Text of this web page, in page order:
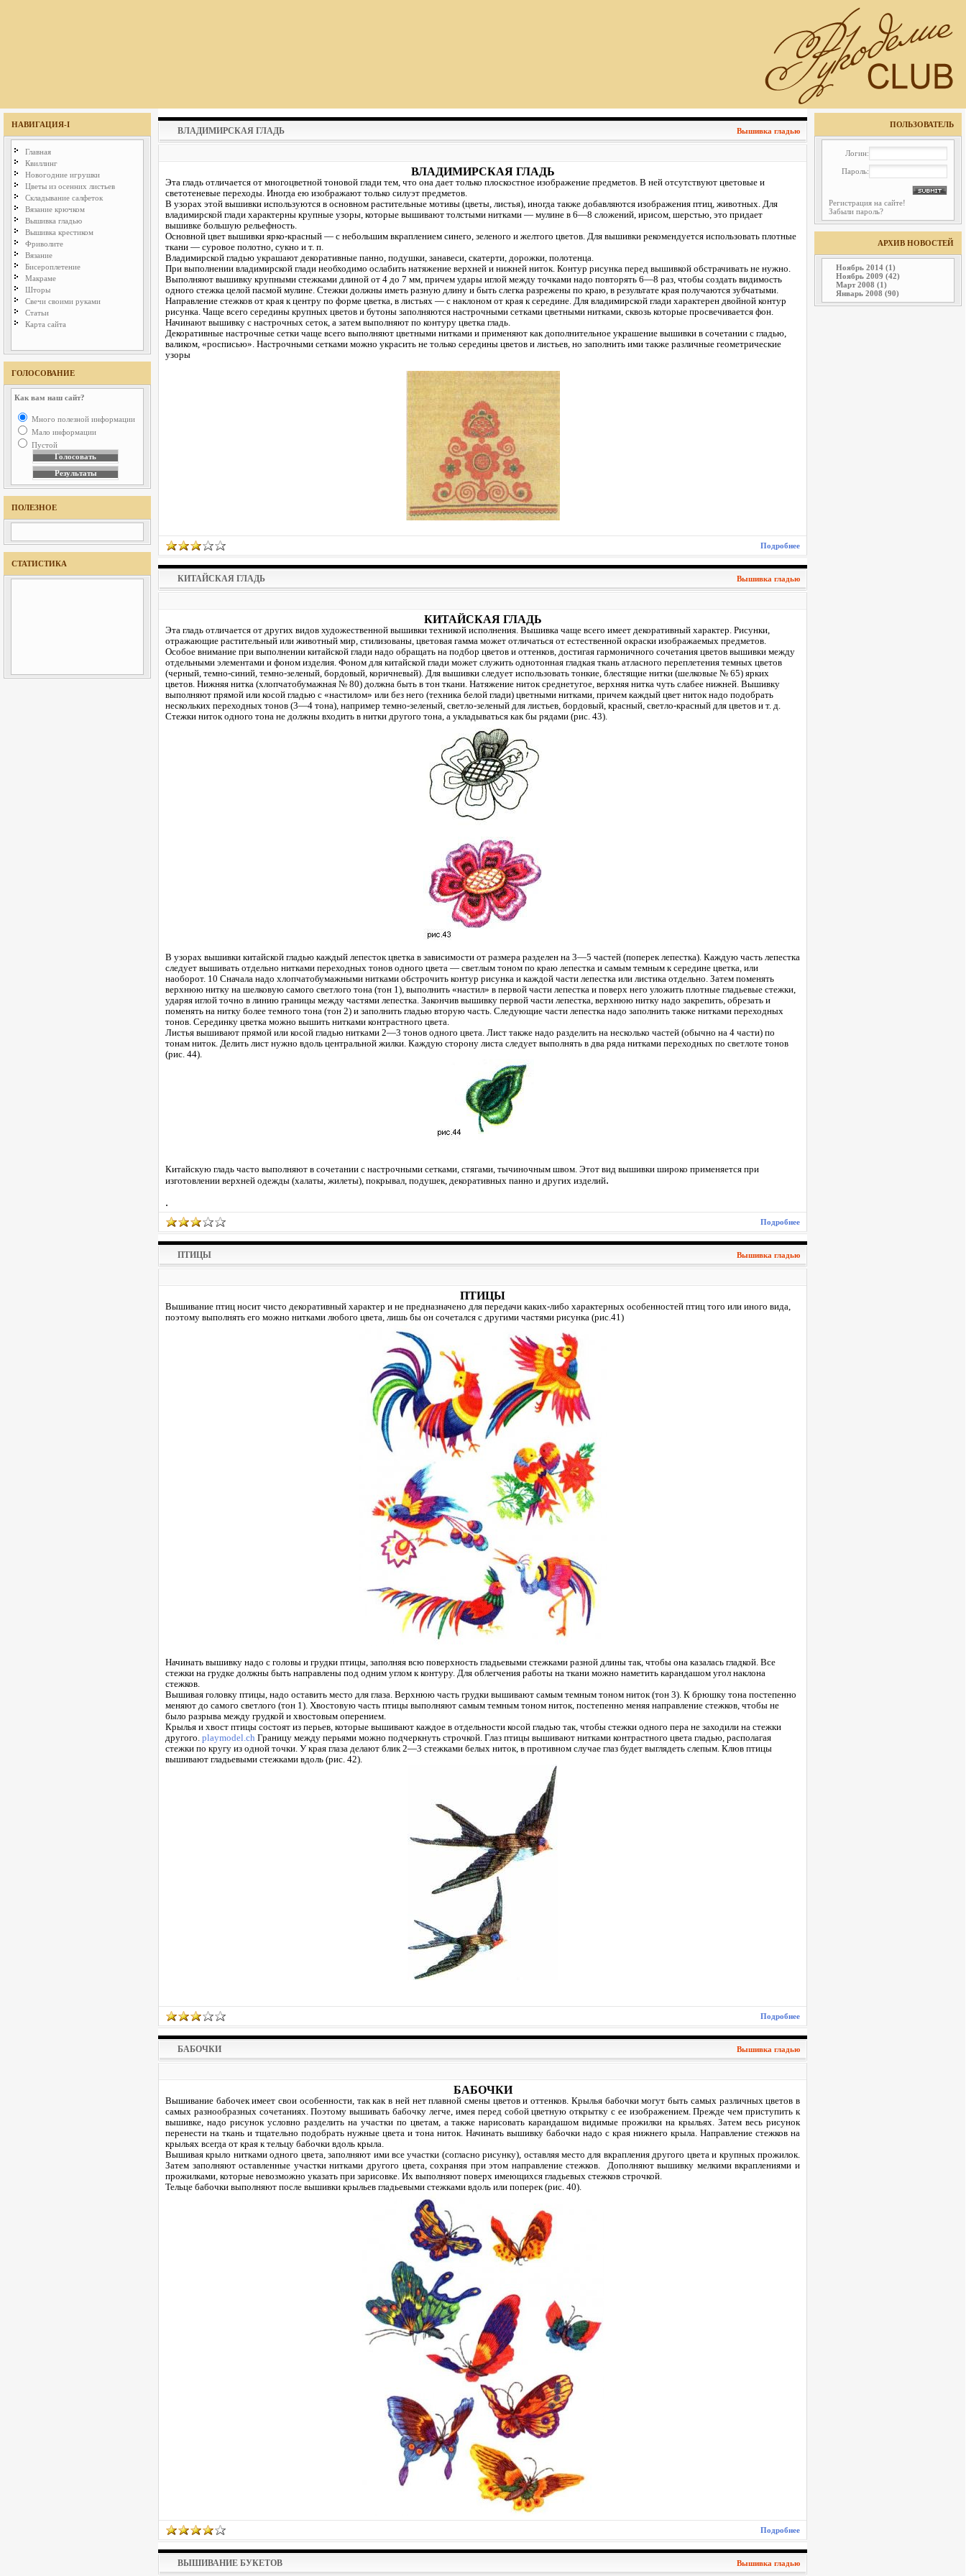
НАВИГАЦИЯ-I
Главная
Квиллинг
Новогодние игрушки
Цветы из осенних листьев
Складывание салфеток
Вязание крючком
Вышивка гладью
Вышивка крестиком
Фриволите
Вязание
Бисероплетение
Макраме
Шторы
Свечи своими руками
Статьи
Карта сайта
ГОЛОСОВАНИЕ
Как вам наш сайт?
Много полезной информации
Мало информации
Пустой
ПОЛЕЗНОЕ
СТАТИСТИКА
ВЛАДИМИРСКАЯ ГЛАДЬ Вышивка гладью
ВЛАДИМИРСКАЯ ГЛАДЬ
Эта гладь отличается от многоцветной тоновой глади тем, что она дает только плоскостное изображение предметов. В ней отсутствуют цветовые и
светотеневые переходы. Иногда ею изображают только силуэт предметов.
В узорах этой вышивки используются в основном растительные мотивы (цветы, листья), иногда также добавляются изображения птиц, животных. Для
владимирской глади характерны крупные узоры, которые вышивают толстыми нитками — мулине в 6—8 сложений, ирисом, шерстью, это придает
вышивке большую рельефность.
Основной цвет вышивки ярко-красный — с небольшим вкраплением синего, зеленого и желтого цветов. Для вышивки рекомендуется использовать плотные
ткани — суровое полотно, сукно и т. п.
Владимирской гладью украшают декоративные панно, подушки, занавеси, скатерти, дорожки, полотенца.
При выполнении владимирской глади необходимо ослабить натяжение верхней и нижней ниток. Контур рисунка перед вышивкой обстрачивать не нужно.
Выполняют вышивку крупными стежками длиной от 4 до 7 мм, причем удары иглой между точками надо повторять 6—8 раз, чтобы создать видимость
одного стежка целой пасмой мулине. Стежки должны иметь разную длину и быть слегка разрежены по краю, в результате края получаются зубчатыми.
Направление стежков от края к центру по форме цветка, в листьях — с наклоном от края к середине. Для владимирской глади характерен двойной контур
рисунка. Чаще всего середины крупных цветов и бутоны заполняются настрочными сетками цветными нитками, сквозь которые просвечивается фон.
Начинают вышивку с настрочных сеток, а затем выполняют по контуру цветка гладь.
Декоративные настрочные сетки чаще всего выполняют цветными нитками и применяют как дополнительное украшение вышивки в сочетании с гладью,
валиком, «росписью». Настрочными сетками можно украсить не только середины цветов и листьев, но заполнить ими также различные геометрические
узоры
Подробнее
КИТАЙСКАЯ ГЛАДЬ Вышивка гладью
КИТАЙСКАЯ ГЛАДЬ
Эта гладь отличается от других видов художественной вышивки техникой исполнения. Вышивка чаще всего имеет декоративный характер. Рисунки,
отражающие растительный или животный мир, стилизованы, цветовая гамма может отличаться от естественной окраски изображаемых предметов.
Особое внимание при выполнении китайской глади надо обращать на подбор цветов и оттенков, достигая гармоничного сочетания цветов вышивки между
отдельными элементами и фоном изделия. Фоном для китайской глади может служить однотонная гладкая ткань атласного переплетения темных цветов
(черный, темно-синий, темно-зеленый, бордовый, коричневый). Для вышивки следует использовать тонкие, блестящие нитки (шелковые № 65) ярких
цветов. Нижняя нитка (хлопчатобумажная № 80) должна быть в тон ткани. Натяжение ниток среднетугое, верхняя нитка чуть слабее нижней. Вышивку
выполняют прямой или косой гладью с «настилом» или без него (техника белой глади) цветными нитками, причем каждый цвет ниток надо подобрать
нескольких переходных тонов (3—4 тона), например темно-зеленый, светло-зеленый для листьев, бордовый, красный, светло-красный для цветов и т. д.
Стежки ниток одного тона не должны входить в нитки другого тона, а укладываться как бы рядами (рис. 43).
В узорах вышивки китайской гладью каждый лепесток цветка в зависимости от размера разделен на 3—5 частей (поперек лепестка). Каждую часть лепестка
следует вышивать отдельно нитками переходных тонов одного цвета — светлым тоном по краю лепестка и самым темным к середине цветка, или
наоборот. 10 Сначала надо хлопчатобумажными нитками обстрочить контур рисунка и каждой части лепестка или листика отдельно. Затем поменять
верхнюю нитку на шелковую самого светлого тона (тон 1), выполнить «настил» в первой части лепестка и поверх него уложить плотные гладьевые стежки,
ударяя иглой точно в линию границы между частями лепестка. Закончив вышивку первой части лепестка, верхнюю нитку надо закрепить, обрезать и
поменять на нитку более темного тона (тон 2) и заполнить гладью вторую часть. Следующие части лепестка надо заполнить также нитками переходных
тонов. Серединку цветка можно вышить нитками контрастного цвета.
Листья вышивают прямой или косой гладью нитками 2—3 тонов одного цвета. Лист также надо разделить на несколько частей (обычно на 4 части) по
тонам ниток. Делить лист нужно вдоль центральной жилки. Каждую сторону листа следует выполнять в два ряда нитками переходных по светлоте тонов
(рис. 44).
Китайскую гладь часто выполняют в сочетании с настрочными сетками, стягами, тычиночным швом. Этот вид вышивки широко применяется при
изготовлении верхней одежды (халаты, жилеты), покрывал, подушек, декоративных панно и других изделий.
.
Подробнее
ПТИЦЫ Вышивка гладью
ПТИЦЫ
Вышивание птиц носит чисто декоративный характер и не предназначено для передачи каких-либо характерных особенностей птиц того или иного вида,
поэтому выполнять его можно нитками любого цвета, лишь бы он сочетался с другими частями рисунка (рис.41)
Начинать вышивку надо с головы и грудки птицы, заполняя всю поверхность гладьевыми стежками разной длины так, чтобы она казалась гладкой. Все
стежки на грудке должны быть направлены под одним углом к контуру. Для облегчения работы на ткани можно наметить карандашом угол наклона
стежков.
Вышивая головку птицы, надо оставить место для глаза. Верхнюю часть грудки вышивают самым темным тоном ниток (тон 3). К брюшку тона постепенно
меняют до самого светлого (тон 1). Хвостовую часть птицы выполняют самым темным тоном ниток, постепенно меняя направление стежков, чтобы не
было разрыва между грудкой и хвостовым оперением.
Крылья и хвост птицы состоят из перьев, которые вышивают каждое в отдельности косой гладью так, чтобы стежки одного пера не заходили на стежки
другого. playmodel.ch Границу между перьями можно подчеркнуть строчкой. Глаз птицы вышивают нитками контрастного цвета гладью, располагая
стежки по кругу из одной точки. У края глаза делают блик 2—3 стежками белых ниток, в противном случае глаз будет выглядеть слепым. Клюв птицы
вышивают гладьевыми стежками вдоль (рис. 42).
Подробнее
БАБОЧКИ Вышивка гладью
БАБОЧКИ
Вышивание бабочек имеет свои особенности, так как в ней нет плавной смены цветов и оттенков. Крылья бабочки могут быть самых различных цветов в
самых разнообразных сочетаниях. Поэтому вышивать бабочку легче, имея перед собой цветную открытку с ее изображением. Прежде чем приступить к
вышивке, надо рисунок условно разделить на участки по цветам, а также нарисовать карандашом видимые прожилки на крыльях. Затем весь рисунок
перенести на ткань и тщательно подобрать нужные цвета и тона ниток. Начинать вышивку бабочки надо с края нижнего крыла. Направление стежков на
крыльях всегда от края к тельцу бабочки вдоль крыла.
Вышивая крыло нитками одного цвета, заполняют ими все участки (согласно рисунку), оставляя место для вкрапления другого цвета и крупных прожилок.
Затем заполняют оставленные участки нитками другого цвета, сохраняя при этом направление стежков. Дополняют вышивку мелкими вкраплениями и
прожилками, которые невозможно указать при зарисовке. Их выполняют поверх имеющихся гладьевых стежков строчкой.
Тельце бабочки выполняют после вышивки крыльев гладьевыми стежками вдоль или поперек (рис. 40).
Подробнее
ВЫШИВАНИЕ БУКЕТОВ Вышивка гладью
ПОЛЬЗОВАТЕЛЬ
Логин:
Пароль:
Регистрация на сайте!
Забыли пароль?
АРХИВ НОВОСТЕЙ
Ноябрь 2014 (1)
Ноябрь 2009 (42)
Март 2008 (1)
Январь 2008 (90)